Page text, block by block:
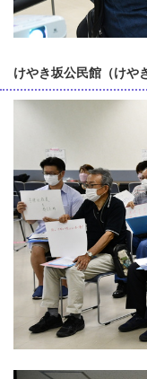
けやき坂公民館（け